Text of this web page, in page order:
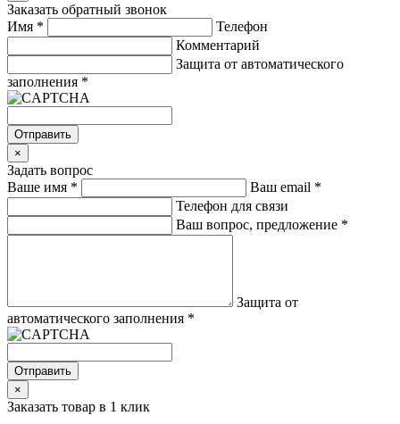
Заказать обратный звонок
Имя *
Телефон
Комментарий
Защита от автоматического
заполнения *
Отправить
×
Задать вопрос
Ваше имя * Ваш email *
Телефон для связи
Ваш вопрос, предложение *
Защита от
автоматического заполнения *
Отправить
×
Заказать товар в 1 клик